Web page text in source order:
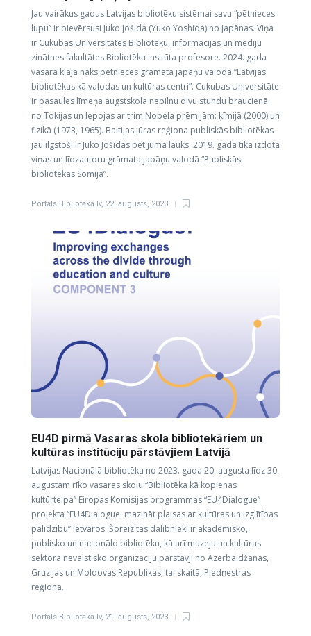
Jau vairākus gadus Latvijas bibliotēku sistēmai savu “pētnieces
lupu” ir pievērsusi Juko Jošida (Yuko Yoshida) no Japānas. Viņa
ir Cukubas Universitātes Bibliotēku, informācijas un mediju
zinātnes fakultātes Bibliotēku insitūta profesore. 2024. gada
vasarā klajā nāks pētnieces grāmata japāņu valodā “Latvijas
bibliotēkas kā valodas un kultūras centri”. Cukubas Universitāte
ir pasaules līmeņa augstskola nepilnu divu stundu braucienā
no Tokijas un lepojas ar trim Nobela prēmijām: ķīmijā (2000) un
fizikā (1973, 1965). Baltijas jūras reģiona publiskās bibliotēkas
jau ilgstoši ir Juko Jošidas pētījuma lauks. 2019. gadā tika izdota
viņas un līdzautoru grāmata japāņu valodā “Publiskās
bibliotēkas Somijā”.
Portāls Bibliotēka.lv, 22. augusts, 2023
EU4D pirmā Vasaras skola bibliotekāriem un
kultūras institūciju pārstāvjiem Latvijā
Latvijas Nacionālā bibliotēka no 2023. gada 20. augusta līdz 30.
augustam rīko vasaras skolu “Bibliotēka kā kopienas
kultūrtelpa” Eiropas Komisijas programmas “EU4Dialogue”
projekta “EU4Dialogue: mazināt plaisas ar kultūras un izglītības
palīdzību” ietvaros. Šoreiz tās dalībnieki ir akadēmisko,
publisko un nacionālo bibliotēku, kā arī muzeju un kultūras
sektora nevalstisko organizāciju pārstāvji no Azerbaidžānas,
Gruzijas un Moldovas Republikas, tai skaitā, Piedņestras
reģiona.
Portāls Bibliotēka.lv, 21. augusts, 2023